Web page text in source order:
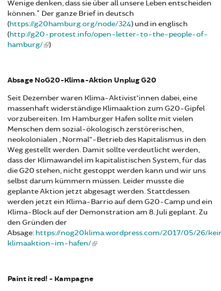
Wenige denken, dass sie über all unsere Leben entscheiden
können." Der ganze Brief in deutsch
(https://g20hamburg.org/node/324) und in englisch
(http://g20-protest.info/open-letter-to-the-people-of-
hamburg/
)
Absage NoG20-Klima-Aktion Unplug G20
Seit Dezember waren Klima-Aktivist*innen dabei, eine
massenhaft widerständige Klimaaktion zum G20-Gipfel
vorzubereiten. Im Hamburger Hafen sollte mit vielen
Menschen dem sozial-ökologisch zerstörerischen,
neokolonialen „Normal“-Betrieb des Kapitalismus in den
Weg gestellt werden. Damit sollte verdeutlicht werden,
dass der Klimawandel im kapitalistischen System, für das
die G20 stehen, nicht gestoppt werden kann und wir uns
selbst darum kümmern müssen. Leider musste die
geplante Aktion jetzt abgesagt werden. Stattdessen
werden jetzt ein Klima-Barrio auf dem G20-Camp und ein
Klima-Block auf der Demonstration am 8. Juli geplant. Zu
den Gründen der
Absage: https://nog20klima.wordpress.com/2017/05/26/
klimaaktion-im-hafen/
Paint it red! - Kampagne